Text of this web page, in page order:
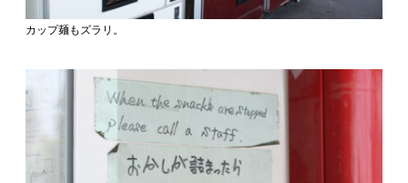
カップ麺もズラリ。